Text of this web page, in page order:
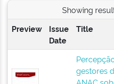
Showing
Preview
Issue
Date
Title
gestores